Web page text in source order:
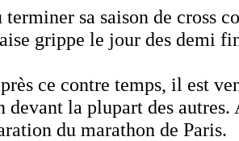
terminer sa saison de cross
grippe le jour des demi
ce contre temps, il est
devant la plupart des
du marathon de Paris.